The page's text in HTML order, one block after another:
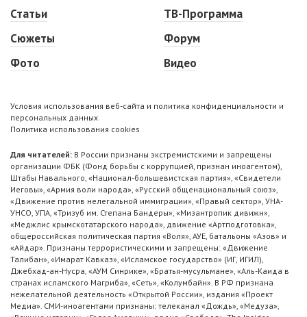
Статьи
Сюжеты
Фото
ТВ-Программа
Форум
Видео
Условия использования веб-сайта и политика конфиденциальности и
персональных данных
Политика использования cookies
Для читателей: В России признаны экстремистскими и запрещены
организации ФБК (Фонд борьбы с коррупцией, признан иноагентом),
Штабы Навального, «Национал-большевистская партия», «Свидетели
Иеговы», «Армия воли народа», «Русский общенациональный союз»,
«Движение против нелегальной иммиграции», «Правый сектор», УНА-
УНСО, УПА, «Тризуб им. Степана Бандеры», «Мизантропик дивижн»,
«Меджлис крымскотатарского народа», движение «Артподготовка»,
общероссийская политическая партия «Воля», АУЕ, батальоны «Азов» и
«Айдар». Признаны террористическими и запрещены: «Движение
Талибан», «Имарат Кавказ», «Исламское государство» (ИГ, ИГИЛ),
Джебхад-ан-Нусра, «АУМ Синрике», «Братья-мусульмане», «Аль-Каида в
странах исламского Магриба», «Сеть», «Колумбайн». В РФ признана
нежелательной деятельность «Открытой России», издания «Проект
Медиа». СМИ-иноагентами признаны: телеканал «Дождь», «Медуза»,